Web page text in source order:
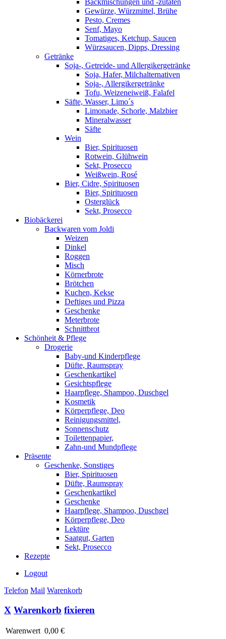
Backmischungen und -zutaten
Gewürze, Würzmittel, Brühe
Pesto, Cremes
Senf, Mayo
Tomatiges, Ketchup, Saucen
Würzsaucen, Dipps, Dressing
Getränke
Soja-, Getreide- und Allergikergetränke
Soja, Hafer, Milchalternativen
Soja-, Allergikergetränke
Tofu, Weizeneiweiß, Falafel
Säfte, Wasser, Limo´s
Limonade, Schorle, Malzbier
Mineralwasser
Säfte
Wein
Bier, Spirituosen
Rotwein, Glühwein
Sekt, Prosecco
Weißwein, Rosé
Bier, Cidre, Spirituosen
Bier, Spirituosen
Osterglück
Sekt, Prosecco
Biobäckerei
Backwaren vom Joldi
Weizen
Dinkel
Roggen
Misch
Körnerbrote
Brötchen
Kuchen, Kekse
Deftiges und Pizza
Geschenke
Meterbrote
Schnittbrot
Schönheit & Pflege
Drogerie
Baby-und Kinderpflege
Düfte, Raumspray
Geschenkartikel
Gesichtspflege
Haarpflege, Shampoo, Duschgel
Kosmetik
Körperpflege, Deo
Reinigungsmittel,
Sonnenschutz
Toilettenpapier,
Zahn-und Mundpflege
Präsente
Geschenke, Sonstiges
Bier, Spirituosen
Düfte, Raumspray
Geschenkartikel
Geschenke
Haarpflege, Shampoo, Duschgel
Körperpflege, Deo
Lektüre
Saatgut, Garten
Sekt, Prosecco
Rezepte
Logout
Telefon Mail Warenkorb
X Warenkorb fixieren
Warenwert 0,00 €